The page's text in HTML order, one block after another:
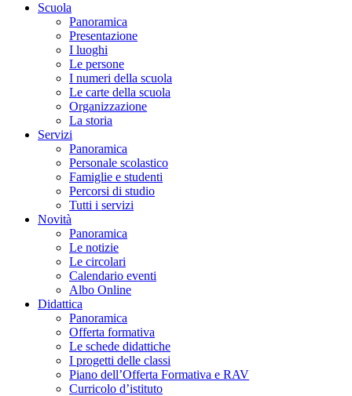
Scuola
Panoramica
Presentazione
I luoghi
Le persone
I numeri della scuola
Le carte della scuola
Organizzazione
La storia
Servizi
Panoramica
Personale scolastico
Famiglie e studenti
Percorsi di studio
Tutti i servizi
Novità
Panoramica
Le notizie
Le circolari
Calendario eventi
Albo Online
Didattica
Panoramica
Offerta formativa
Le schede didattiche
I progetti delle classi
Piano dell’Offerta Formativa e RAV
Curricolo d’istituto